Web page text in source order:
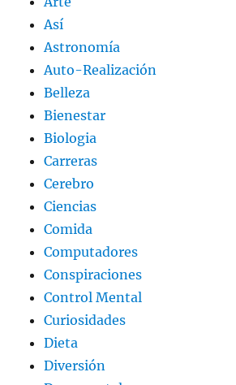
Así
Astronomía
Auto-Realización
Belleza
Bienestar
Biologia
Carreras
Cerebro
Ciencias
Comida
Computadores
Conspiraciones
Control Mental
Curiosidades
Dieta
Diversión